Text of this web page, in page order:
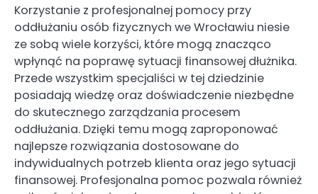
Korzystanie z profesjonalnej pomocy przy
oddłużaniu osób fizycznych we Wrocławiu niesie
ze sobą wiele korzyści, które mogą znacząco
wpłynąć na poprawę sytuacji finansowej dłużnika.
Przede wszystkim specjaliści w tej dziedzinie
posiadają wiedzę oraz doświadczenie niezbędne
do skutecznego zarządzania procesem
oddłużania. Dzięki temu mogą zaproponować
najlepsze rozwiązania dostosowane do
indywidualnych potrzeb klienta oraz jego sytuacji
finansowej. Profesjonalna pomoc pozwala również